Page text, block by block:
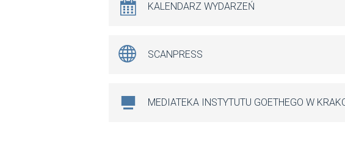
KALENDARZ WYDARZEŃ
SCANPRESS
MEDIATEKA INSTYTUTU GOETHEGO W